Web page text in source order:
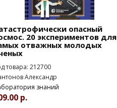
опасный
20 экспериментов для
отважных молодых
товара: 212700
Александр
знаний
р.